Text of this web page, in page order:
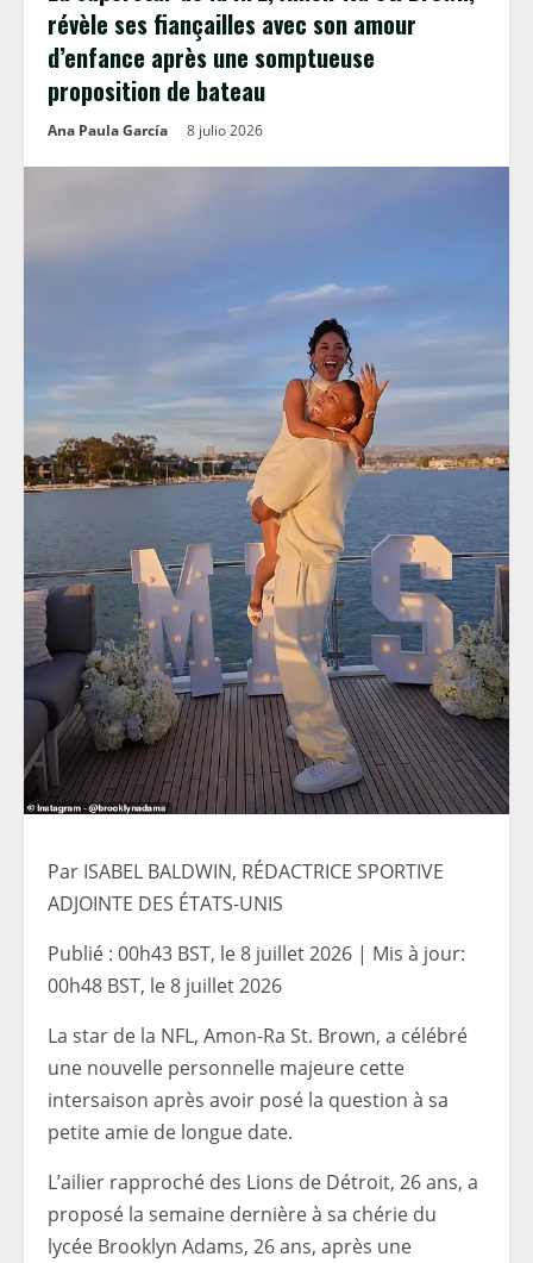
révèle ses fiançailles avec son amour
d’enfance après une somptueuse
proposition de bateau
Ana Paula García 8 julio 2026
Par ISABEL BALDWIN, RÉDACTRICE SPORTIVE
ADJOINTE DES ÉTATS-UNIS
Publié : 00h43 BST, le 8 juillet 2026 | Mis à jour:
00h48 BST, le 8 juillet 2026
La star de la NFL, Amon-Ra St. Brown, a célébré
une nouvelle personnelle majeure cette
intersaison après avoir posé la question à sa
petite amie de longue date.
L’ailier rapproché des Lions de Détroit, 26 ans, a
proposé la semaine dernière à sa chérie du
lycée Brooklyn Adams, 26 ans, après une